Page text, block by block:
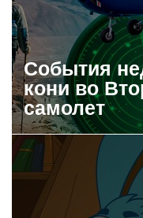
События
кони во
самолет